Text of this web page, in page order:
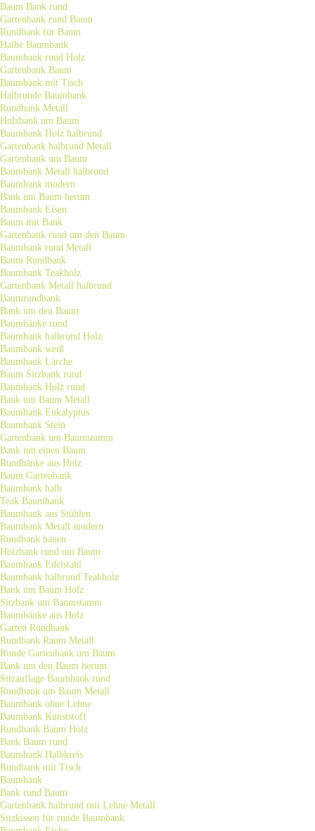
Baum Bank rund
Gartenbank rund Baum
Rundbank für Baum
Halbe Baumbank
Baumbank rund Holz
Gartenbank Baum
Baumbank mit Tisch
Halbrunde Baumbank
Rundbank Metall
Holzbank um Baum
Baumbank Holz halbrund
Gartenbank halbrund Metall
Gartenbank um Baum
Baumbank Metall halbrund
Baumbank modern
Bank um Baum herum
Baumbank Eisen
Baum mit Bank
Gartenbank rund um den Baum
Baumbank rund Metall
Baum Rundbank
Baumbank Teakholz
Gartenbank Metall halbrund
Baumrundbank
Bank um den Baum
Baumbänke rund
Baumbank halbrund Holz
Baumbank weiß
Baumbank Lärche
Baum Sitzbank rund
Baumbank Holz rund
Bank um Baum Metall
Baumbank Eukalyptus
Baumbank Stein
Gartenbank um Baumstamm
Bank um einen Baum
Rundbänke aus Holz
Baum Gartenbank
Baumbank halb
Teak Baumbank
Baumbank aus Stühlen
Baumbank Metall modern
Rundbank bauen
Holzbank rund um Baum
Baumbank Edelstahl
Baumbank halbrund Teakholz
Bank um Baum Holz
Sitzbank um Baumstamm
Baumbänke aus Holz
Garten Rundbank
Rundbank Raum Metall
Runde Gartenbank um Baum
Bank um den Baum herum
Sitzauflage Baumbank rund
Rundbank um Baum Metall
Baumbank ohne Lehne
Baumbank Kunststoff
Rundbank Baum Holz
Bank Baum rund
Baumbank Halbkreis
Rundbank mit Tisch
Baumbank
Bank rund Baum
Gartenbank halbrund mit Lehne Metall
Sitzkissen für runde Baumbank